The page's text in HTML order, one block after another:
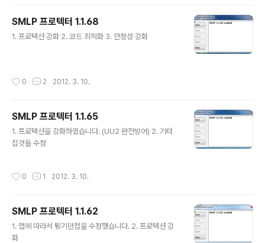
SMLP 프로텍터 1.1.68
1. 프로텍션 강화 2. 코드 최적화 3. 안정성 강화
0 2 2012. 3. 10.
SMLP 프로텍터 1.1.65
1. 프로텍션을 강화하였습니다. (UU2 완전방어) 2. 기타
잡것들 수정
0 1 2012. 3. 10.
SMLP 프로텍터 1.1.62
1. 맵에 따라서 튕기던점을 수정했습니다. 2. 프로텍션 강
화